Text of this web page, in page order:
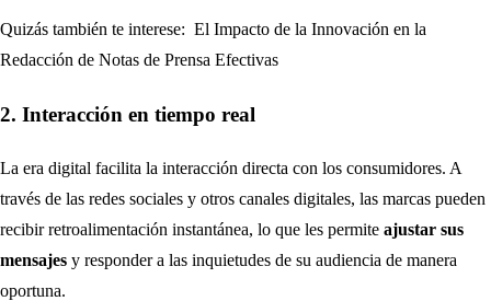
Quizás también te interese: El Impacto de la Innovación en la
Redacción de Notas de Prensa Efectivas
2. Interacción en tiempo real
La era digital facilita la interacción directa con los consumidores. A
través de las redes sociales y otros canales digitales, las marcas pueden
recibir retroalimentación instantánea, lo que les permite ajustar sus
mensajes y responder a las inquietudes de su audiencia de manera
oportuna.